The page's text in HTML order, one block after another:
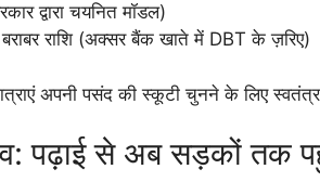
द्वारा चयनित मॉडल)
राशि (अक्सर बैंक खाते में DBT के ज़रिए)
अपनी पसंद की स्कूटी चुनने के लिए स्वतंत्र
पढ़ाई से अब सड़कों तक